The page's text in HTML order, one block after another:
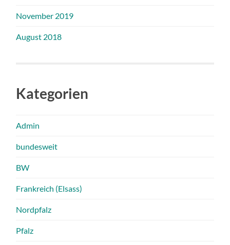
November 2019
August 2018
Kategorien
Admin
bundesweit
BW
Frankreich (Elsass)
Nordpfalz
Pfalz